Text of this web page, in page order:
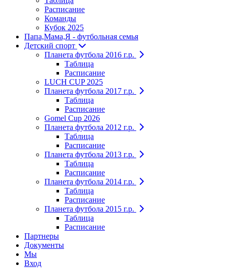
Расписание
Команды
Кубок 2025
Папа,Мама,Я - футбольная семья
Детский спорт
Планета футбола 2016 г.р.
Таблица
Расписание
LUCH CUP 2025
Планета футбола 2017 г.р.
Таблица
Расписание
Gomel Cup 2026
Планета футбола 2012 г.р.
Таблица
Расписание
Планета футбола 2013 г.р.
Таблица
Расписание
Планета футбола 2014 г.р.
Таблица
Расписание
Планета футбола 2015 г.р.
Таблица
Расписание
Партнеры
Документы
Мы
Вход